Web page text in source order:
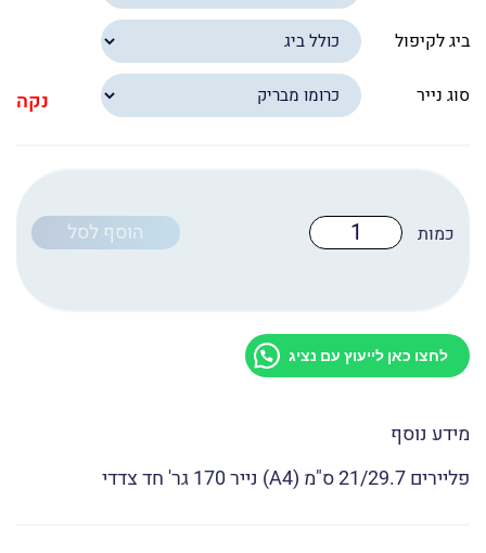
ביג לקיפול
סוג נייר נקה
כמות
של
חד
צדדי
(A4)
הוסף לסל
לחצו כאן לייעוץ עם נציג
מידע נוסף
פליירים 21/29.7 ס"מ (A4) נייר 170 גר' חד צדדי